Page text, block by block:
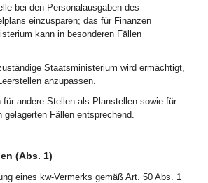
bei den Personalausgaben des
einzusparen; das für Finanzen
kann in besonderen Fällen
Staatsministerium wird ermächtigt,
anzupassen.
andere Stellen als Planstellen sowie für
gelagerten Fällen entsprechend.
(Abs. 1)
eines kw-Vermerks gemäß Art. 50 Abs. 1